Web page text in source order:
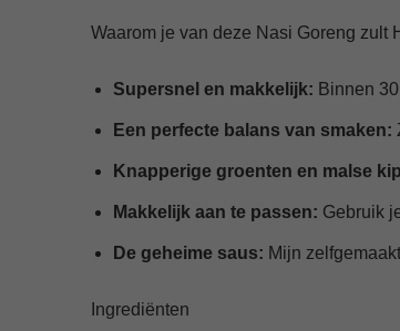
Waarom je van deze Nasi Goreng zult
Supersnel en makkelijk: Binnen
Een perfecte balans van smaken:
Knapperige groenten en malse
Makkelijk aan te passen: Gebruik
De geheime saus: Mijn
Ingrediënten